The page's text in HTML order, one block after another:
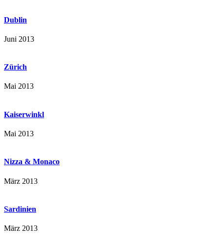
Dublin
Juni 2013
Zürich
Mai 2013
Kaiserwinkl
Mai 2013
Nizza & Monaco
März 2013
Sardinien
März 2013